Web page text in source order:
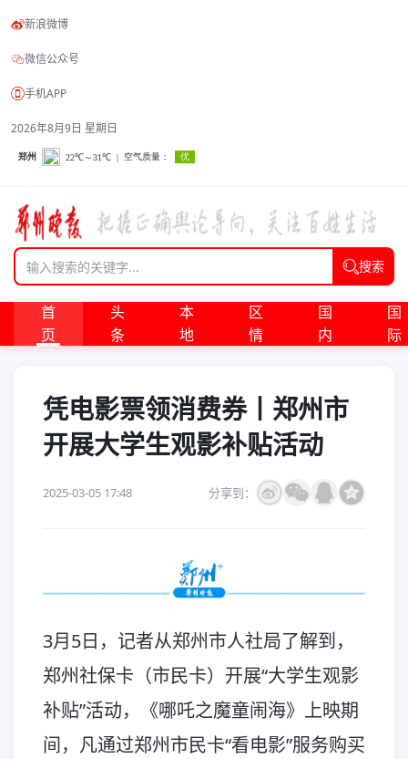
新浪微博
微信公众号
手机APP
2026年8月9日 星期日
搜索
首
页
头
条
本
地
区
情
国
内
国
际
凭电影票领消费券丨郑州市
开展大学生观影补贴活动
2025-03-05 17:48 分享到：
3月5日，记者从郑州市人社局了解到，
郑州社保卡（市民卡）开展“大学生观影
补贴”活动，《哪吒之魔童闹海》上映期
间，凡通过郑州市民卡“看电影”服务购买